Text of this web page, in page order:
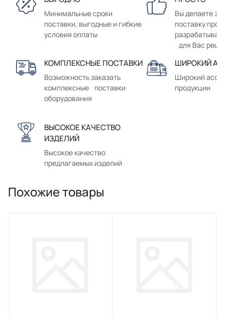
Минимальные сроки
поставки, выгодные и гибкие
условия оплаты
Вы делаете
поставку
для Вас
КОМПЛЕКСНЫЕ ПОСТАВКИ
Возможность заказать
комплексные поставки
оборудования
ШИРОКИЙ
Широкий
продукции
ВЫСОКОЕ КАЧЕСТВО
ИЗДЕЛИЙ
Высокое качество
предлагаемых изделий
Похожие товары